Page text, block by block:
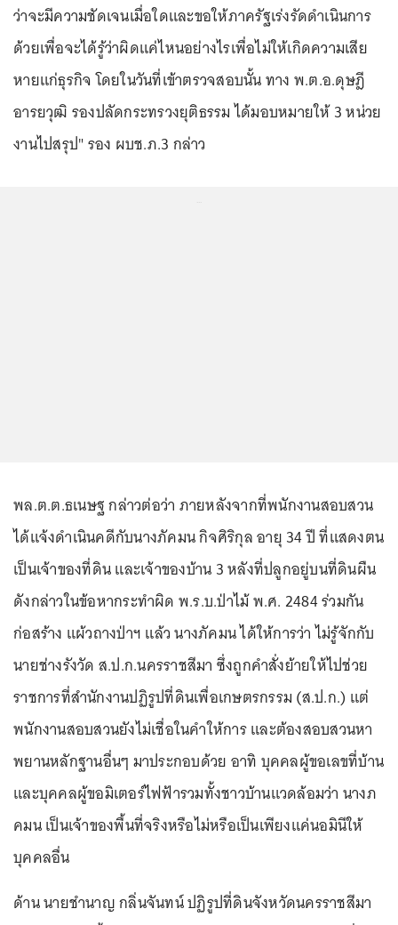
ว่าจะมีความชัดเจนเมื่อใดและขอให้ภาครัฐเร่งรัดดำเนินการ
ด้วยเพื่อจะได้รู้ว่าผิดแค่ไหนอย่างไรเพื่อไม่ให้เกิดความเสีย
หายแก่ธุรกิจ โดยในวันที่เข้าตรวจสอบนั้น ทาง พ.ต.อ.ดุษฎี
อารยวุฒิ รองปลัดกระทรวงยุติธรรม ได้มอบหมายให้ 3 หน่วย
งานไปสรุป" รอง ผบช.ภ.3 กล่าว
พล.ต.ต.ธเนษฐ กล่าวต่อว่า ภายหลังจากที่พนักงานสอบสวน
ได้แจ้งดำเนินคดีกับนางภัคมน กิจศิริกุล อายุ 34 ปี ที่แสดงตน
เป็นเจ้าของที่ดิน และเจ้าของบ้าน 3 หลังที่ปลูกอยู่บนที่ดินผืน
ดังกล่าวในข้อหากระทำผิด พ.ร.บ.ป่าไม้ พ.ศ. 2484 ร่วมกัน
ก่อสร้าง แผ้วถางป่าฯ แล้ว นางภัคมน ได้ให้การว่า ไม่รู้จักกับ
นายช่างรังวัด ส.ป.ก.นครราชสีมา ซึ่งถูกคำสั่งย้ายให้ไปช่วย
ราชการที่สำนักงานปฏิรูปที่ดินเพื่อเกษตรกรรม (ส.ป.ก.) แต่
พนักงานสอบสวนยังไม่เชื่อในคำให้การ และต้องสอบสวนหา
พยานหลักฐานอื่นๆ มาประกอบด้วย อาทิ บุคคลผู้ขอเลขที่บ้าน
และบุคคลผู้ขอมิเตอร์ไฟฟ้ารวมทั้งชาวบ้านแวดล้อมว่า นางภ
คมน เป็นเจ้าของพื้นที่จริงหรือไม่หรือเป็นเพียงแค่นอมินีให้
บุคคลอื่น
ด้าน นายชำนาญ กลิ่นจันทน์ ปฏิรูปที่ดินจังหวัดนครราชสีมา